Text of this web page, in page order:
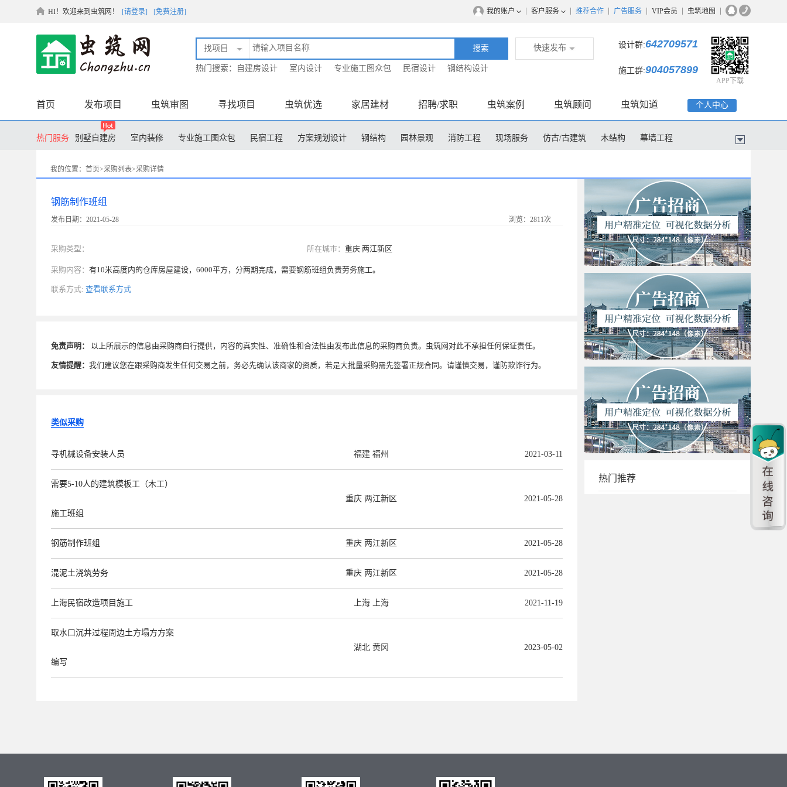
HI！欢迎来到虫筑网！ [请登录] [免费注册] 我的账户 客户服务 推荐合作 广告服务 VIP会员 虫筑地图
找项目 搜索 快速发布
热门搜索： 自建房设计 室内设计 专业施工图众包 民宿设计 钢结构设计
设计群:642709571
施工群:904057899
APP下载
首页 发布项目 虫筑审图 寻找项目 虫筑优选 家居建材 招聘/求职 虫筑案例 虫筑顾问 虫筑知道 个人中心
热门服务 别墅自建房 室内装修 专业施工图众包 民宿工程 方案规划设计 钢结构 园林景观 消防工程 现场服务 仿古/古建筑 木结构
幕墙工程
我的位置： 首页>采购列表>采购详情
钢筋制作班组
发布日期：2021-05-28 浏览：2811次
采购类型： 所在城市： 重庆 两江新区
采购内容： 有10米高度内的仓库房屋建设，6000平方，分两期完成，需要钢筋班组负责劳务施工。
联系方式: 查看联系方式
免责声明： 以上所展示的信息由采购商自行提供，内容的真实性、准确性和合法性由发布此信息的采购商负责。虫筑网对此不承担任何保证责任。
友情提醒： 我们建议您在跟采购商发生任何交易之前，务必先确认该商家的资质，若是大批量采购需先签署正规合同。请谨慎交易，谨防欺诈行为。
类似采购
寻机械设备安装人员 福建 福州 2021-03-11
需要5-10人的建筑模板工（木工）
施工班组
重庆 两江新区 2021-05-28
钢筋制作班组 重庆 两江新区 2021-05-28
混泥土浇筑劳务 重庆 两江新区 2021-05-28
上海民宿改造项目施工 上海 上海 2021-11-19
取水口沉井过程周边土方塌方方案
编写
湖北 黄冈 2023-05-02
热门推荐